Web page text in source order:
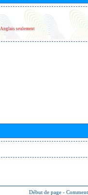
Anglais seulement
Début de page -